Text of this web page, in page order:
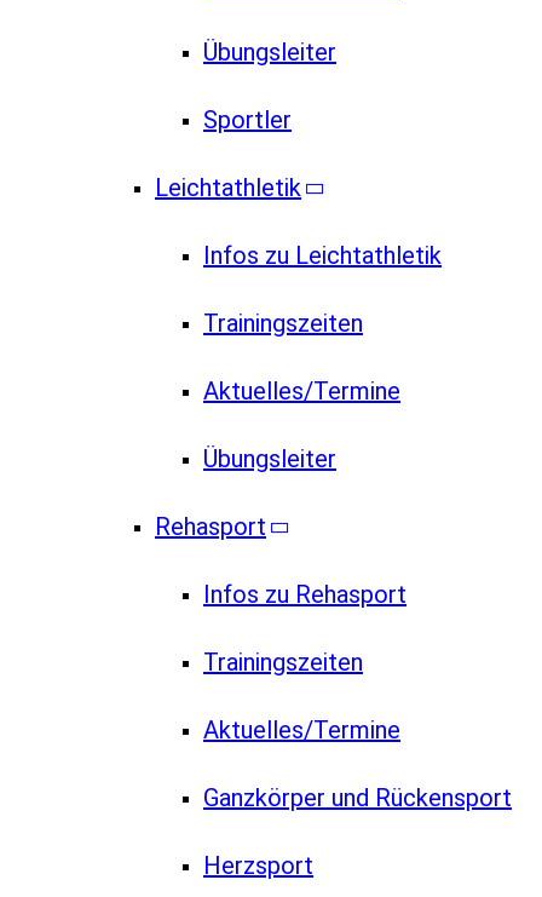
Übungsleiter
Sportler
Leichtathletik
Infos zu Leichtathletik
Trainingszeiten
Aktuelles/Termine
Übungsleiter
Rehasport
Infos zu Rehasport
Trainingszeiten
Aktuelles/Termine
Ganzkörper und Rückensport
Herzsport